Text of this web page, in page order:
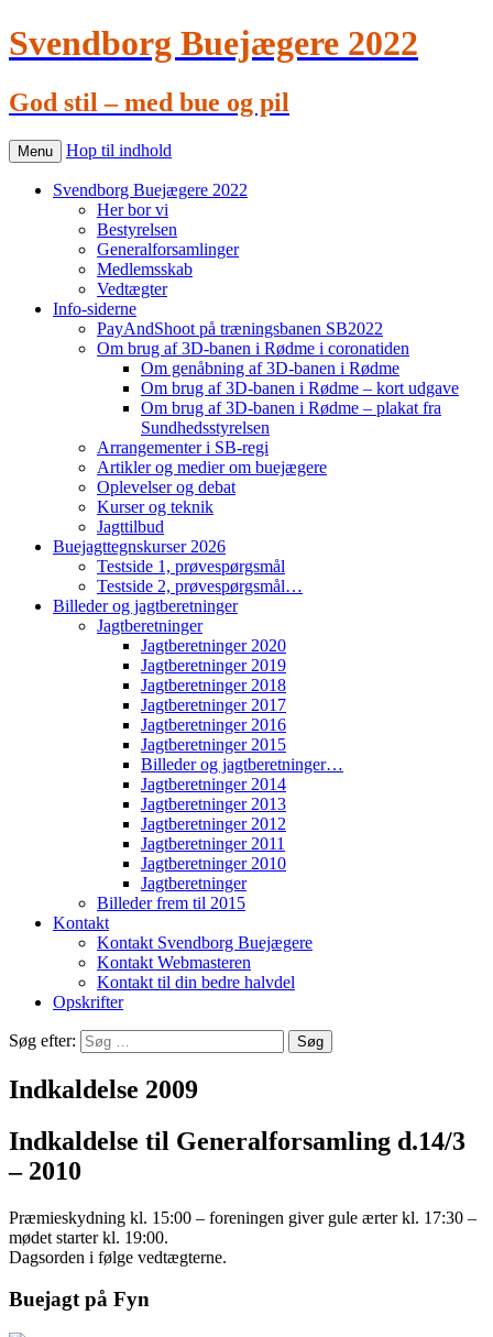
Svendborg Buejægere 2022
God stil – med bue og pil
Menu Hop til indhold
Svendborg Buejægere 2022
Her bor vi
Bestyrelsen
Generalforsamlinger
Medlemsskab
Vedtægter
Info-siderne
PayAndShoot på træningsbanen SB2022
Om brug af 3D-banen i Rødme i coronatiden
Om genåbning af 3D-banen i Rødme
Om brug af 3D-banen i Rødme – kort udgave
Om brug af 3D-banen i Rødme – plakat fra
Sundhedsstyrelsen
Arrangementer i SB-regi
Artikler og medier om buejægere
Oplevelser og debat
Kurser og teknik
Jagttilbud
Buejagttegnskurser 2026
Testside 1, prøvespørgsmål
Testside 2, prøvespørgsmål…
Billeder og jagtberetninger
Jagtberetninger
Jagtberetninger 2020
Jagtberetninger 2019
Jagtberetninger 2018
Jagtberetninger 2017
Jagtberetninger 2016
Jagtberetninger 2015
Billeder og jagtberetninger…
Jagtberetninger 2014
Jagtberetninger 2013
Jagtberetninger 2012
Jagtberetninger 2011
Jagtberetninger 2010
Jagtberetninger
Billeder frem til 2015
Kontakt
Kontakt Svendborg Buejægere
Kontakt Webmasteren
Kontakt til din bedre halvdel
Opskrifter
Søg efter:
Indkaldelse 2009
Indkaldelse til Generalforsamling d.14/3
– 2010
Præmieskydning kl. 15:00 – foreningen giver gule ærter kl. 17:30 –
mødet starter kl. 19:00.
Dagsorden i følge vedtægterne.
Buejagt på Fyn